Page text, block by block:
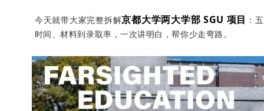
今天就带大家完整拆解京都大学两大学部 SGU 项目 ：
时间、材料到录取率，一次讲明白，帮你少走弯路。